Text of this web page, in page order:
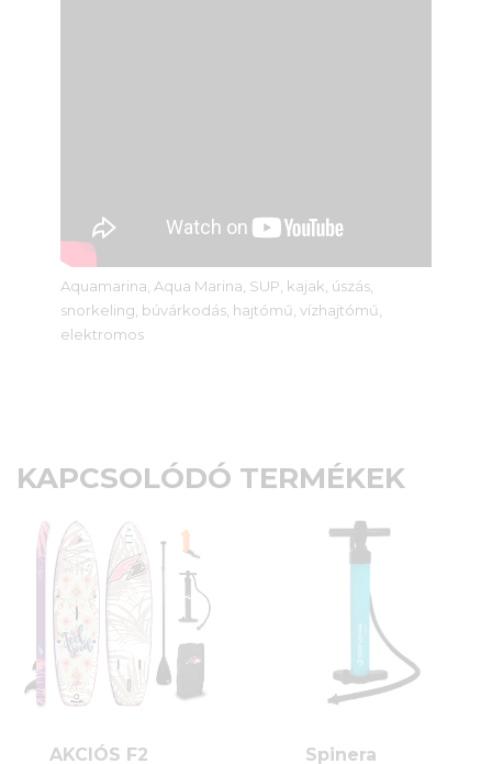
Aquamarina, Aqua Marina, SUP, kajak, úszás,
snorkeling, búvárkodás, hajtómű, vízhajtómű,
elektromos
KAPCSOLÓDÓ TERMÉKEK
AKCIÓS F2 Spinera